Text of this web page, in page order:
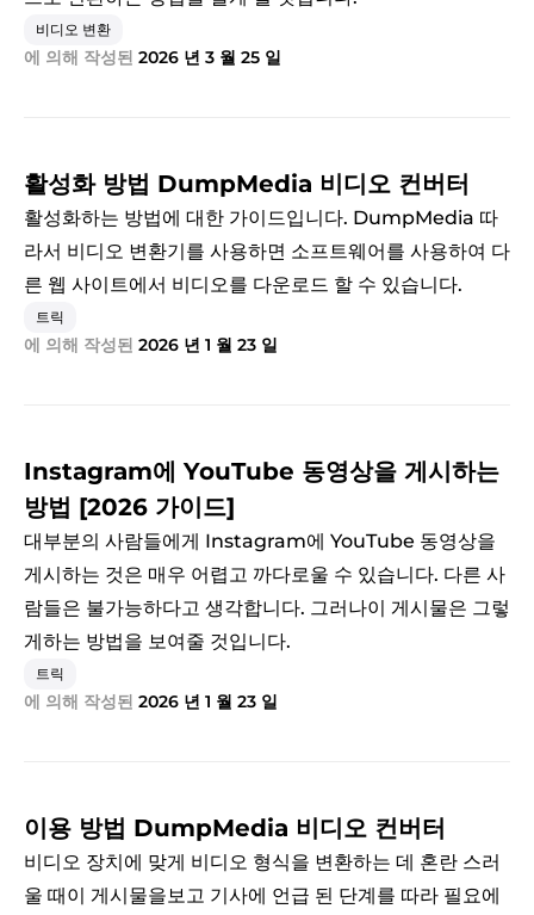
비디오 변환
에 의해 작성된 2026 년 3 월 25 일
활성화 방법 DumpMedia 비디오 컨버터
활성화하는 방법에 대한 가이드입니다. DumpMedia 따
라서 비디오 변환기를 사용하면 소프트웨어를 사용하여 다
른 웹 사이트에서 비디오를 다운로드 할 수 있습니다.
트릭
에 의해 작성된 2026 년 1 월 23 일
Instagram에 YouTube 동영상을 게시하는
방법 [2026 가이드]
대부분의 사람들에게 Instagram에 YouTube 동영상을
게시하는 것은 매우 어렵고 까다로울 수 있습니다. 다른 사
람들은 불가능하다고 생각합니다. 그러나이 게시물은 그렇
게하는 방법을 보여줄 것입니다.
트릭
에 의해 작성된 2026 년 1 월 23 일
이용 방법 DumpMedia 비디오 컨버터
비디오 장치에 맞게 비디오 형식을 변환하는 데 혼란 스러
울 때이 게시물을보고 기사에 언급 된 단계를 따라 필요에